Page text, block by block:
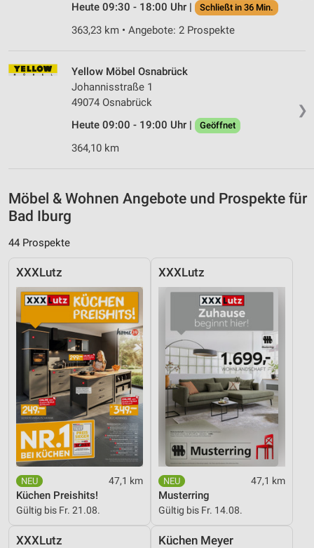
Heute 09:30 - 18:00 Uhr |
Schließt in 36 Min.
363,23 km • Angebote: 2 Prospekte
❯
Yellow Möbel Osnabrück
Johannisstraße 1
49074 Osnabrück
Heute 09:00 - 19:00 Uhr |
Geöffnet
364,10 km
Möbel & Wohnen Angebote und Prospekte für
Bad Iburg
44 Prospekte
XXXLutz
47,1 km
Küchen Preishits!
Gültig bis Fr. 21.08.
XXXLutz
47,1 km
Musterring
Gültig bis Fr. 14.08.
XXXLutz Küchen Meyer